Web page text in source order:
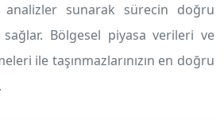
sunarak sürecin doğru
Bölgesel piyasa verileri ve
ile taşınmazlarınızın en doğru